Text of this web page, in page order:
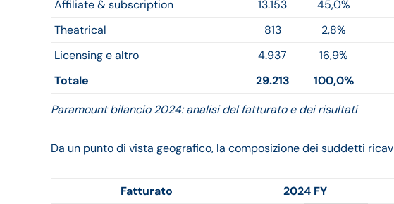
Affiliate & subscription
13.153 45,0%
Theatrical
813 2,8%
Licensing e altro
4.937 16,9%
Totale
29.213 100,0%
Paramount bilancio 2024: analisi del fatturato e dei risultati
Da un punto di vista geografico, la composizione dei suddetti
Fatturato 2024 FY